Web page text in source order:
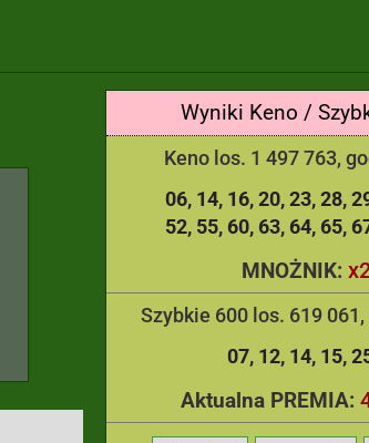
Wyniki Keno /
Keno los. 1 497 763,
06 14 16 20 23 28
52 55 60 63 64 65
MNOŻNIK:
Szybkie 600 los. 619
07 12 14 15
Aktualna PREMIA: